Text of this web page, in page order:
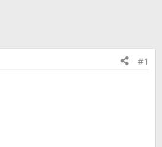
#1